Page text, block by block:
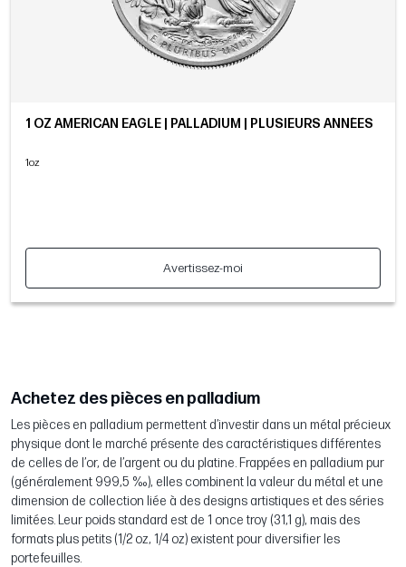
1 OZ AMERICAN EAGLE | PALLADIUM | PLUSIEURS ANNÉES
1oz
Avertissez-moi
Achetez des pièces en palladium
Les pièces en palladium permettent d’investir dans un métal précieux
physique dont le marché présente des caractéristiques différentes
de celles de l’or, de l’argent ou du platine. Frappées en palladium pur
(généralement 999,5 ‰), elles combinent la valeur du métal et une
dimension de collection liée à des designs artistiques et des séries
limitées. Leur poids standard est de 1 once troy (31,1 g), mais des
formats plus petits (1/2 oz, 1/4 oz) existent pour diversifier les
portefeuilles.